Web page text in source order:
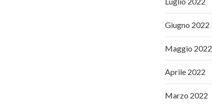
Giugno 2022
Maggio 2022
Aprile 2022
Marzo 2022